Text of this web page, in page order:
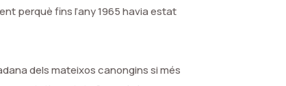
perquè fins l’any 1965 havia estat
dels mateixos canongins si més